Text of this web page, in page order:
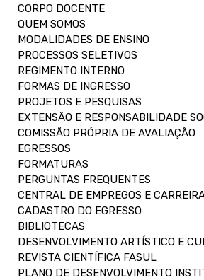
CORPO DOCENTE
QUEM SOMOS
MODALIDADES DE ENSINO
PROCESSOS SELETIVOS
REGIMENTO INTERNO
FORMAS DE INGRESSO
PROJETOS E PESQUISAS
EXTENSÃO E RESPONSABILIDADE
COMISSÃO PRÓPRIA DE AVALIAÇÃO
EGRESSOS
FORMATURAS
PERGUNTAS FREQUENTES
CENTRAL DE EMPREGOS E
CADASTRO DO EGRESSO
BIBLIOTECAS
DESENVOLVIMENTO ARTÍSTICO E
REVISTA CIENTÍFICA FASUL
PLANO DE DESENVOLVIMENTO